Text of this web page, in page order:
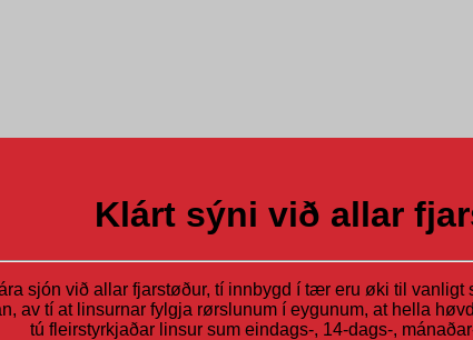
Klárt sýni við allar
sjón við allar fjarstøður, tí innbygd í tær eru øki til
av tí at linsurnar fylgja rørslunum í eygunum, at hella
tú fleirstyrkjaðar linsur sum eindags-, 14-dags-,